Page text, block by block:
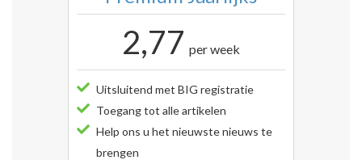
2,77 per week
Uitsluitend met BIG registratie
Toegang tot alle artikelen
Help ons u het nieuwste nieuws te
brengen